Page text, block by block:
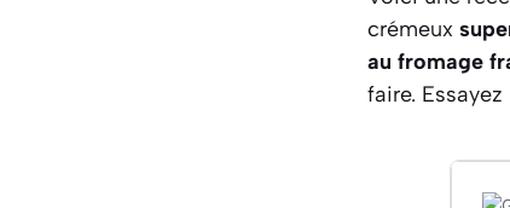
crémeux
au fromage
faire.